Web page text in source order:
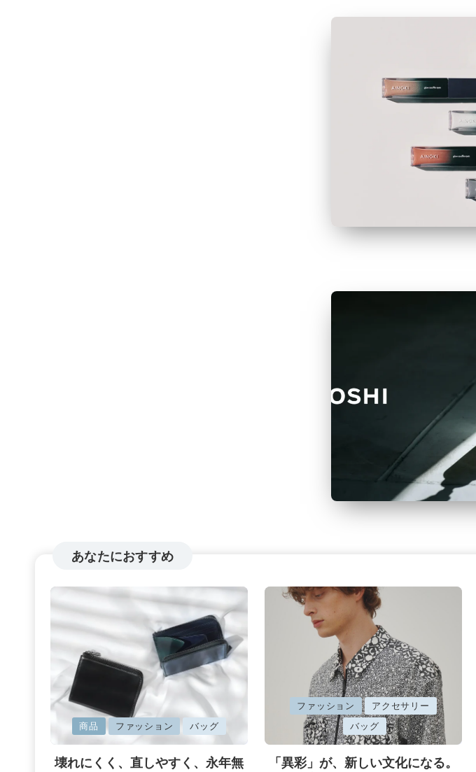
あなたにおすすめ
掲
載
商品 ファッション バッグ
壊れにくく、直しやすく、永年無
載
済
ファッション
アクセサリー
バッグ
「異彩」が、新しい文化になる。